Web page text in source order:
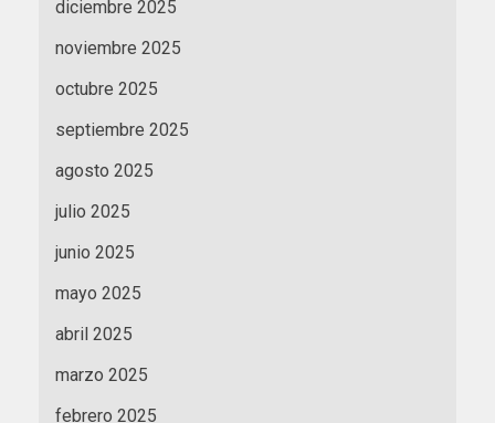
diciembre 2025
noviembre 2025
octubre 2025
septiembre 2025
agosto 2025
julio 2025
junio 2025
mayo 2025
abril 2025
marzo 2025
febrero 2025